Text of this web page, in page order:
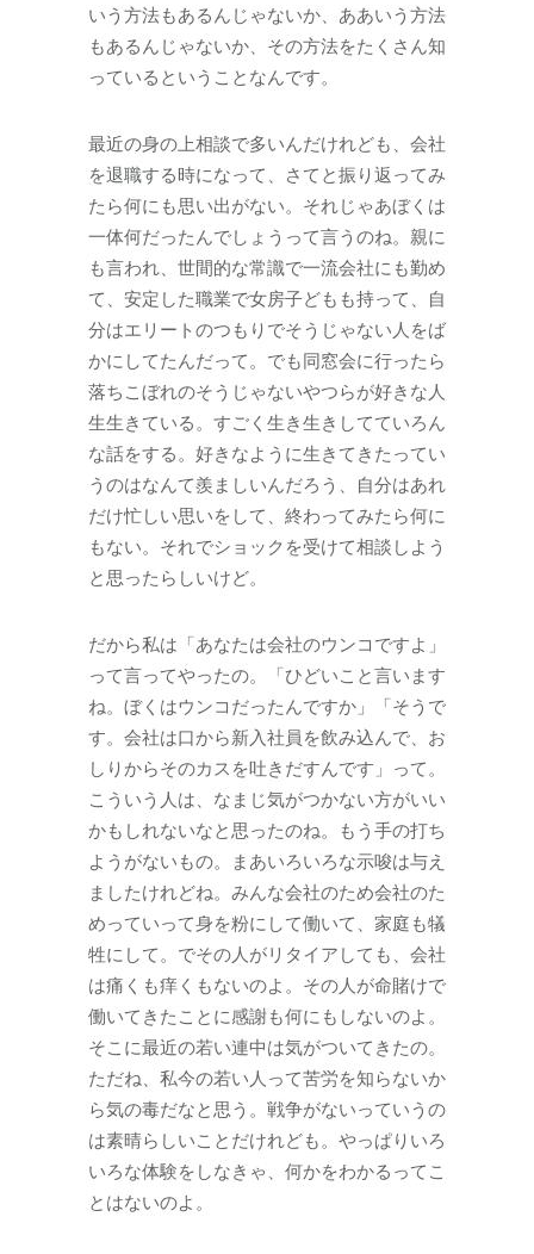
いう方法もあるんじゃないか、ああいう方法
もあるんじゃないか、その方法をたくさん知
っているということなんです。
最近の身の上相談で多いんだけれども、会社
を退職する時になって、さてと振り返ってみ
たら何にも思い出がない。それじゃあぼくは
一体何だったんでしょうって言うのね。親に
も言われ、世間的な常識で一流会社にも勤め
て、安定した職業で女房子どもも持って、自
分はエリートのつもりでそうじゃない人をば
かにしてたんだって。でも同窓会に行ったら
落ちこぼれのそうじゃないやつらが好きな人
生生きている。すごく生き生きしてていろん
な話をする。好きなように生きてきたってい
うのはなんて羨ましいんだろう、自分はあれ
だけ忙しい思いをして、終わってみたら何に
もない。それでショックを受けて相談しよう
と思ったらしいけど。
だから私は「あなたは会社のウンコですよ」
って言ってやったの。「ひどいこと言います
ね。ぼくはウンコだったんですか」「そうで
す。会社は口から新入社員を飲み込んで、お
しりからそのカスを吐きだすんです」って。
こういう人は、なまじ気がつかない方がいい
かもしれないなと思ったのね。もう手の打ち
ようがないもの。まあいろいろな示唆は与え
ましたけれどね。みんな会社のため会社のた
めっていって身を粉にして働いて、家庭も犠
牲にして。でその人がリタイアしても、会社
は痛くも痒くもないのよ。その人が命賭けで
働いてきたことに感謝も何にもしないのよ。
そこに最近の若い連中は気がついてきたの。
ただね、私今の若い人って苦労を知らないか
ら気の毒だなと思う。戦争がないっていうの
は素晴らしいことだけれども。やっぱりいろ
いろな体験をしなきゃ、何かをわかるってこ
とはないのよ。